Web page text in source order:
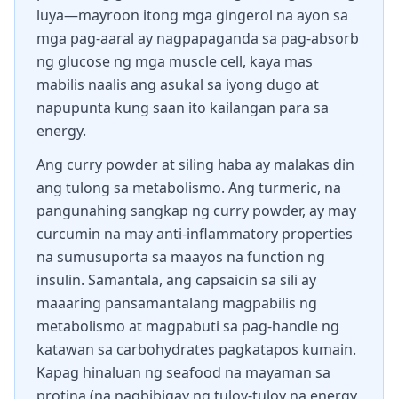
luya—mayroon itong mga gingerol na ayon sa
mga pag-aaral ay nagpapaganda sa pag-absorb
ng glucose ng mga muscle cell, kaya mas
mabilis naalis ang asukal sa iyong dugo at
napupunta kung saan ito kailangan para sa
energy.
Ang curry powder at siling haba ay malakas din
ang tulong sa metabolismo. Ang turmeric, na
pangunahing sangkap ng curry powder, ay may
curcumin na may anti-inflammatory properties
na sumusuporta sa maayos na function ng
insulin. Samantala, ang capsaicin sa sili ay
maaaring pansamantalang magpabilis ng
metabolismo at magpabuti sa pag-handle ng
katawan sa carbohydrates pagkatapos kumain.
Kapag hinaluan ng seafood na mayaman sa